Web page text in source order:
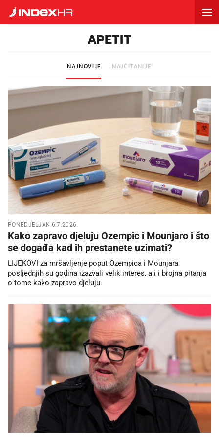
APETIT
NAJNOVIJE NAJČITANIJE
PONEDJELJAK 6.7.2026.
Kako zapravo djeluju Ozempic i Mounjaro i što
se događa kad ih prestanete uzimati?
LIJEKOVI za mršavljenje poput Ozempica i Mounjara
posljednjih su godina izazvali velik interes, ali i brojna pitanja
o tome kako zapravo djeluju.